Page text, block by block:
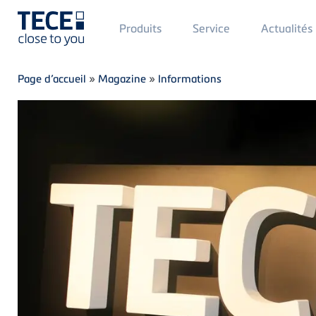
Skip to main content
Main
Menü
Produits Service Actualités
Breadcrumb
Page d’accueil » Magazine » Informations